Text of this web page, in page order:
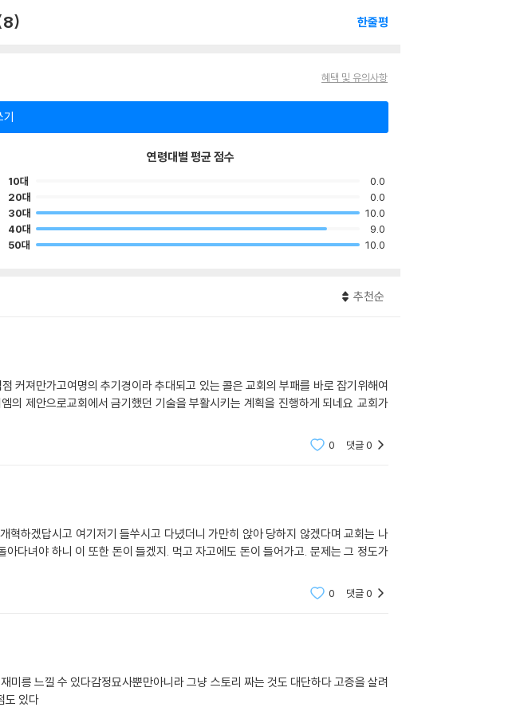
한줄평
혜택 및 유의사항
기
연령대별 평균 점수
10대
0.0
20대
0.0
30대
10.0
40대
9.0
50대
10.0
추천순
커져만가고여명의 추기경이라 추대되고 있는 콜은 교회의 부패를 바로 잡기위해여
의 제안으로교회에서 금기했던 기술을 부활시키는 계획을 진행하게 되네요 교회가
0 댓글0
하겠답시고 여기저기 들쑤시고 다녔더니 가만히 앉아 당하지 않겠다며 교회는 나
다녀야 하니 이 또한 돈이 들겠지. 먹고 자고에도 돈이 들어가고. 문제는 그 정도가
0 댓글0
릉 느낄 수 있다감정묘사뿐만아니라 그냥 스토리 짜는 것도 대단하다 고증을 살려
도 있다